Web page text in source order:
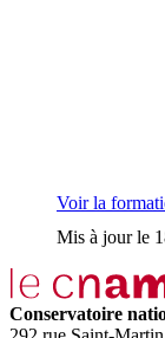
Voir la
Mis à jour le
Conservatoire